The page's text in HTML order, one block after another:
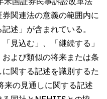
関連法の意義の範囲内に
述」が含まれている。
見込む」、「継続する」
よび類似の将来または条
関する記述を識別するた
来の見通しに関する記述